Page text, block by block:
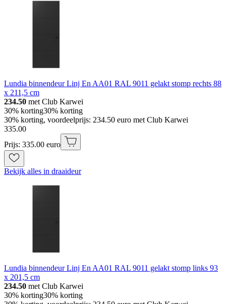
Lundia binnendeur Linj En AA01 RAL 9011 gelakt stomp rechts 88
x 211,5 cm
234.50 met Club Karwei
30% korting30% korting
30% korting, voordeelprijs: 234.50 euro met Club Karwei
335.00
Prijs: 335.00 euro
Bekijk alles in draaideur
Lundia binnendeur Linj En AA01 RAL 9011 gelakt stomp links 93
x 201,5 cm
234.50 met Club Karwei
30% korting30% korting